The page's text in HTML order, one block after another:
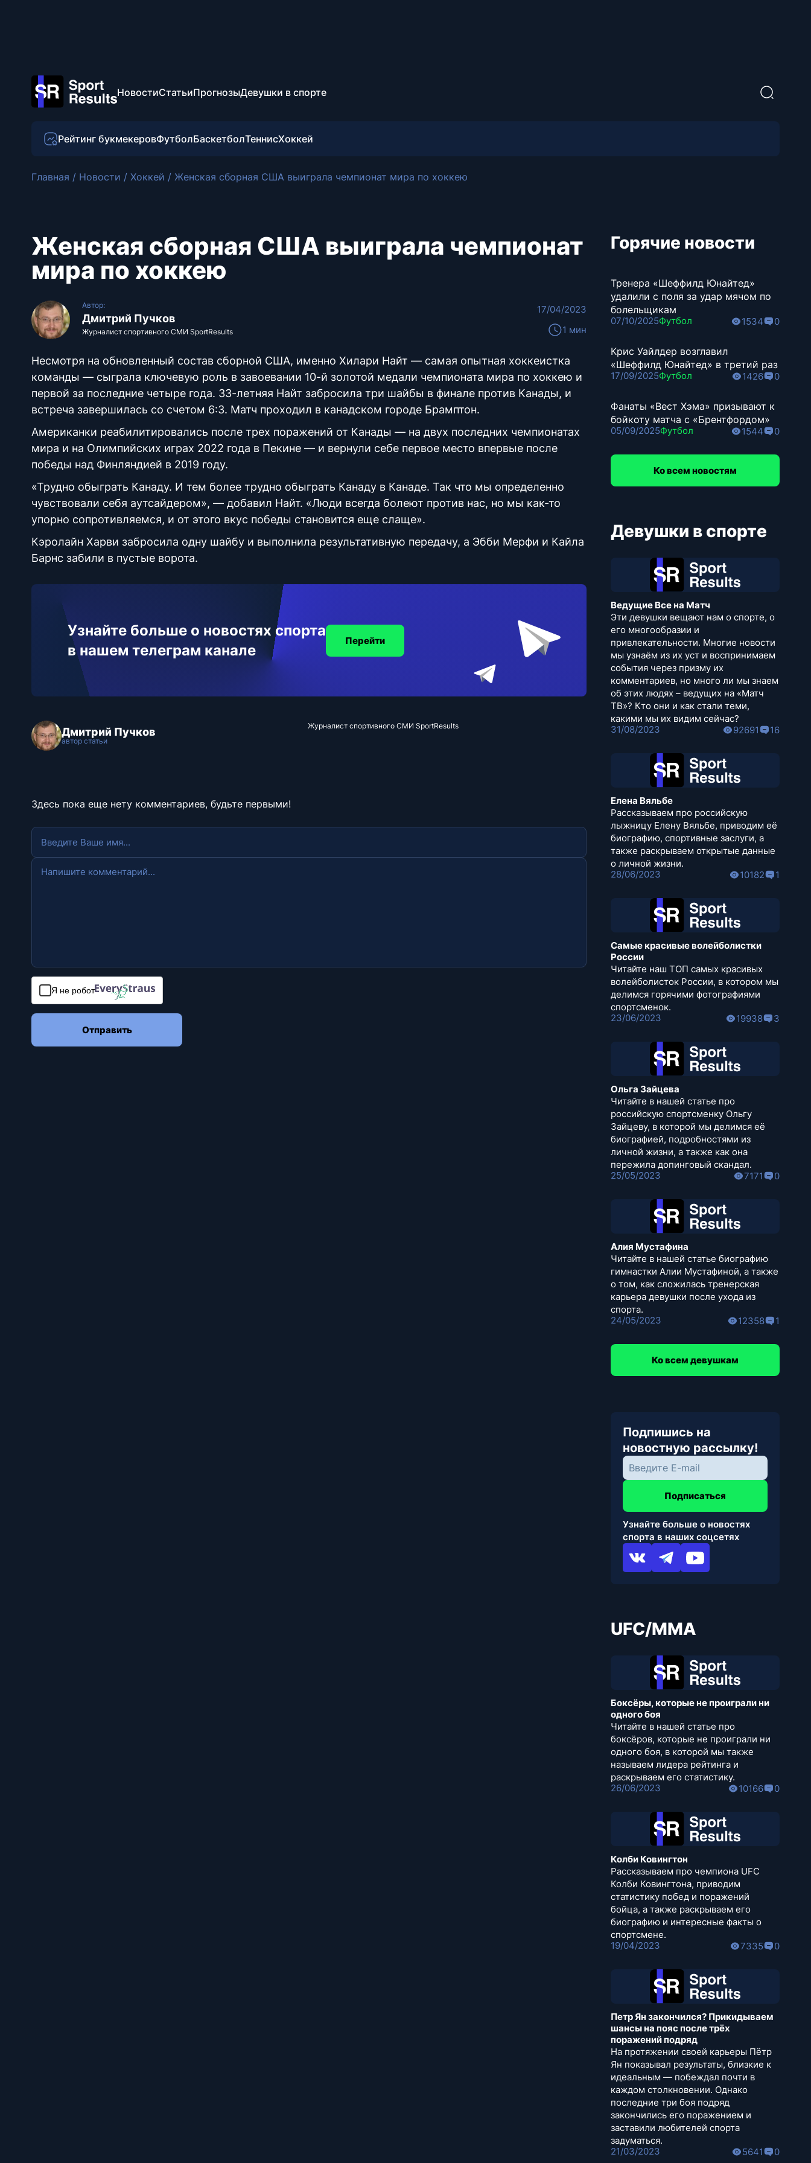
НовостиСтатьиПрогнозыДевушки в спорте
Рейтинг букмекеровФутболБаскетболТеннисХоккей
Главная / Новости / Хоккей / Женская сборная США выиграла чемпионат мира по хоккею
Женская сборная США выиграла чемпионат
мира по хоккею
Автор:
Дмитрий Пучков
Журналист спортивного СМИ SportResults
17/04/2023
1 мин
Несмотря на обновленный состав сборной США, именно Хилари Найт — самая опытная хоккеистка
команды — сыграла ключевую роль в завоевании 10-й золотой медали чемпионата мира по хоккею и
первой за последние четыре года. 33-летняя Найт забросила три шайбы в финале против Канады, и
встреча завершилась со счетом 6:3. Матч проходил в канадском городе Брамптон.
Американки реабилитировались после трех поражений от Канады — на двух последних чемпионатах
мира и на Олимпийских играх 2022 года в Пекине — и вернули себе первое место впервые после
победы над Финляндией в 2019 году.
«Трудно обыграть Канаду. И тем более трудно обыграть Канаду в Канаде. Так что мы определенно
чувствовали себя аутсайдером», — добавил Найт. «Люди всегда болеют против нас, но мы как-то
упорно сопротивляемся, и от этого вкус победы становится еще слаще».
Кэролайн Харви забросила одну шайбу и выполнила результативную передачу, а Эбби Мерфи и Кайла
Барнс забили в пустые ворота.
Узнайте больше о новостях спорта
в нашем телеграм канале
Перейти
Дмитрий Пучков
автор статьи
Журналист спортивного СМИ SportResults
Здесь пока еще нету комментариев, будьте первыми!
Я не робот
Отправить
Горячие новости
Тренера «Шеффилд Юнайтед»
удалили с поля за удар мячом по
болельщикам
07/10/2025Футбол 1534 0
Крис Уайлдер возглавил
«Шеффилд Юнайтед» в третий раз
17/09/2025Футбол 1426 0
Фанаты «Вест Хэма» призывают к
бойкоту матча с «Брентфордом»
05/09/2025Футбол 1544 0
Ко всем новостям
Девушки в спорте
Ведущие Все на Матч
Эти девушки вещают нам о спорте, о
его многообразии и
привлекательности. Многие новости
мы узнаём из их уст и воспринимаем
события через призму их
комментариев, но много ли мы знаем
об этих людях – ведущих на «Матч
ТВ»? Кто они и как стали теми,
какими мы их видим сейчас?
31/08/2023
92691 16
Елена Вяльбе
Рассказываем про российскую
лыжницу Елену Вяльбе, приводим её
биографию, спортивные заслуги, а
также раскрываем открытые данные
о личной жизни.
28/06/2023
10182 1
Самые красивые волейболистки
России
Читайте наш ТОП самых красивых
волейболисток России, в котором мы
делимся горячими фотографиями
спортсменок.
23/06/2023
19938 3
Ольга Зайцева
Читайте в нашей статье про
российскую спортсменку Ольгу
Зайцеву, в которой мы делимся её
биографией, подробностями из
личной жизни, а также как она
пережила допинговый скандал.
25/05/2023
7171 0
Алия Мустафина
Читайте в нашей статье биографию
гимнастки Алии Мустафиной, а также
о том, как сложилась тренерская
карьера девушки после ухода из
спорта.
24/05/2023
12358 1
Ко всем девушкам
Подпишись на
новостную рассылку!
Подписаться
Узнайте больше о новостях
спорта в наших соцсетях
UFC/MMA
Боксёры, которые не проиграли ни
одного боя
Читайте в нашей статье про
боксёров, которые не проиграли ни
одного боя, в которой мы также
называем лидера рейтинга и
раскрываем его статистику.
26/06/2023
10166 0
Колби Ковингтон
Рассказываем про чемпиона UFC
Колби Ковингтона, приводим
статистику побед и поражений
бойца, а также раскрываем его
биографию и интересные факты о
спортсмене.
19/04/2023
7335 0
Петр Ян закончился? Прикидываем
шансы на пояс после трёх
поражений подряд
На протяжении своей карьеры Пётр
Ян показывал результаты, близкие к
идеальным — побеждал почти в
каждом столкновении. Однако
последние три боя подряд
закончились его поражением и
заставили любителей спорта
задуматься.
21/03/2023
5641 0